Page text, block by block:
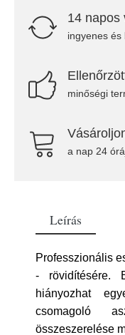
14 napos
ingyenes és
minőségi
a nap 24
Leírás
Professzionális
- rövidítésére.
hiányozhat
csomagoló
összeszerelése